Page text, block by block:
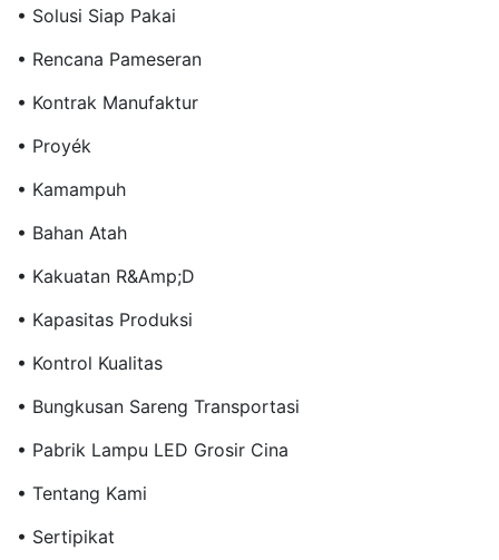
• Solusi Siap Pakai
• Rencana Pameseran
• Kontrak Manufaktur
• Proyék
• Kamampuh
• Bahan Atah
• Kakuatan R&amp;D
• Kapasitas Produksi
• Kontrol Kualitas
• Bungkusan Sareng Transportasi
• Pabrik Lampu LED Grosir Cina
• Tentang Kami
• Sertipikat